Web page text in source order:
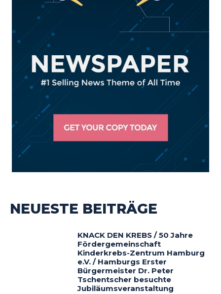
NEUESTE BEITRÄGE
KNACK DEN KREBS / 50 Jahre
Fördergemeinschaft
Kinderkrebs-Zentrum Hamburg
e.V. / Hamburgs Erster
Bürgermeister Dr. Peter
Tschentscher besuchte
Jubiläumsveranstaltung